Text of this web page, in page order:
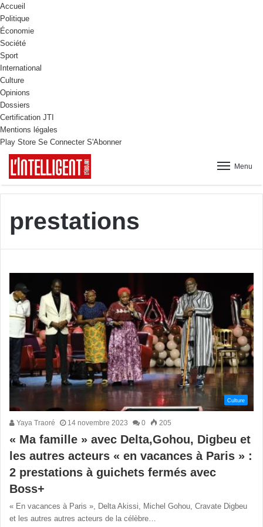
Accueil
Politique
Économie
Société
Sport
International
Culture
Opinions
Dossiers
Certification JTI
Mentions légales
Play Store Se Connecter S'Abonner
Menu
prestations
Culture
Yaya Traoré 14 novembre 2023 0 205
« Ma famille » avec Delta,Gohou, Digbeu et
les autres acteurs « en vacances à Paris » :
2 prestations à guichets fermés avec
Boss+
« En vacances à Paris », Delta Akissi, Michel Gohou, Cravate Digbeu
et les autres autres acteurs de la célèbre…